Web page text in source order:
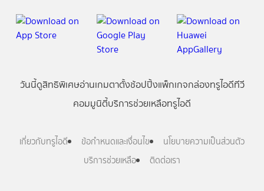
วันนี้ดูสิทธิพิเศษอ่านเกมตาตั้งช้อปปิ้งแพ็กเกจกล่องทรูไอดีทีวี
คอมมูนิตี้บริการช่วยเหลือทรูไอดี
เกี่ยวกับทรูไอดี ข้อกำหนดและเงื่อนไข
นโยบายความเป็นส่วนตัว
บริการช่วยเหลือ
ติดต่อเรา